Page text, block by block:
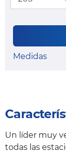
Medidas
Un líder muy
todas las